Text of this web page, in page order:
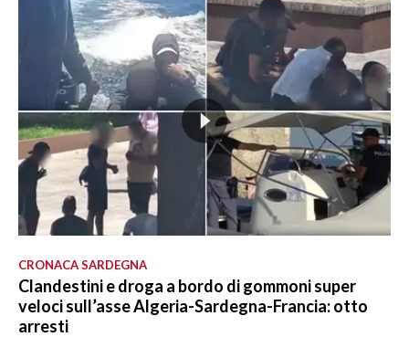
CRONACA SARDEGNA
Clandestini e droga a bordo di gommoni super
veloci sull’asse Algeria-Sardegna-Francia: otto
arresti